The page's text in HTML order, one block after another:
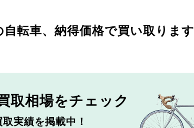
転車、 納得価格で買い取ります
取相場をチェック
実績を掲載中！